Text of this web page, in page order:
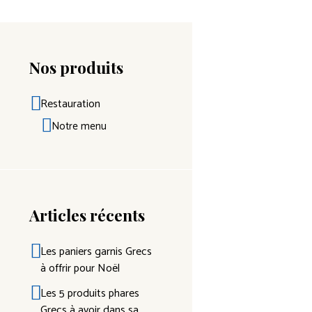
Nos produits
Restauration
Notre menu
Articles récents
Les paniers garnis Grecs
à offrir pour Noël
Les 5 produits phares